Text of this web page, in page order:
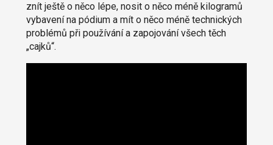
znít ještě o něco lépe, nosit o něco méně kilogramů
vybavení na pódium a mít o něco méně technických
problémů při používání a zapojování všech těch
„cajků“.